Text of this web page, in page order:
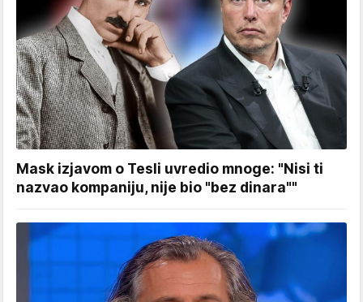
Mask izjavom o Tesli uvredio mnoge: "Nisi ti
nazvao kompaniju, nije bio "bez dinara""